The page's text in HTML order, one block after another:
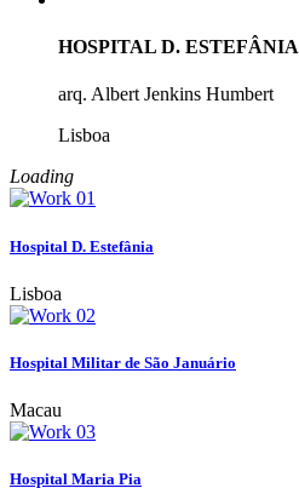
HOSPITAL D. ESTEFÂNIA
arq. Albert Jenkins Humbert
Lisboa
Loading
Hospital D. Estefânia
Lisboa
Hospital Militar de São Januário
Macau
Hospital Maria Pia